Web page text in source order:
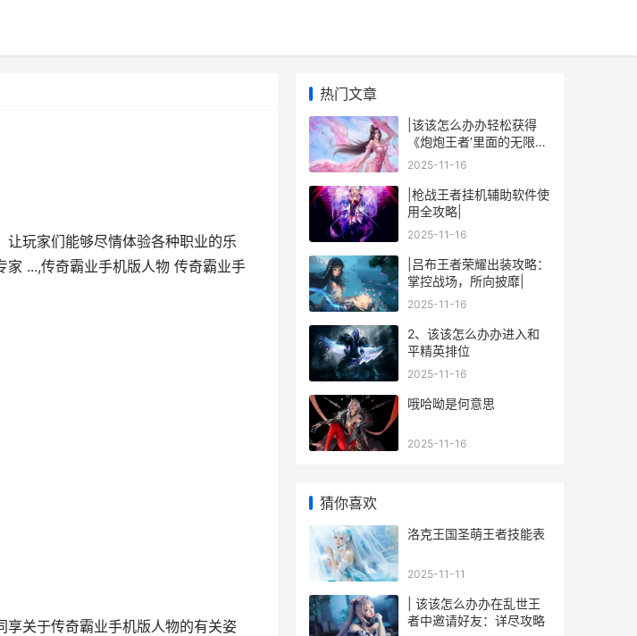
玩家们能够尽情体验各种职业的乐
...,传奇霸业手机版人物 传奇霸业手
关于传奇霸业手机版人物的有关姿
热门文章
|该该怎么办办轻松获得
《炮炮王者’里面的无限金
币和星星|
2025-11-16
|枪战王者挂机辅助软件使
用全攻略|
2025-11-16
|吕布王者荣耀出装攻略：
掌控战场，所向披靡|
2025-11-16
2、该该怎么办办进入和
平精英排位
2025-11-16
哦哈呦是何意思
2025-11-16
猜你喜欢
洛克王国圣萌王者技能表
2025-11-11
| 该该怎么办办在乱世王
者中邀请好友：详尽攻略